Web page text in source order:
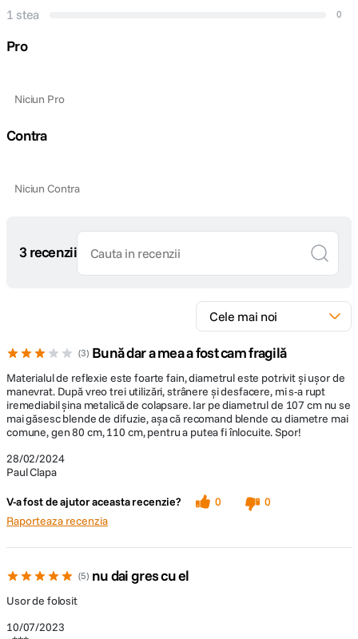
1 stea 0
Pro
Niciun Pro
Contra
Niciun Contra
3 recenzii
3 Bună dar a mea a fost cam fragilă
28/02/2024
Paul Clapa
Materialul de reflexie este foarte fain, diametrul este potrivit și ușor de
manevrat. După vreo trei utilizări, strânere și desfacere, mi s-a rupt
iremediabil șina metalică de colapsare. Iar pe diametrul de 107 cm nu se
mai găsesc blende de difuzie, așa că recomand blende cu diametre mai
comune, gen 80 cm, 110 cm, pentru a putea fi înlocuite. Spor!
V-a fost de ajutor aceasta recenzie? 0
0
Raporteaza recenzia
5 nu dai gres cu el
10/07/2023
Usor de folosit